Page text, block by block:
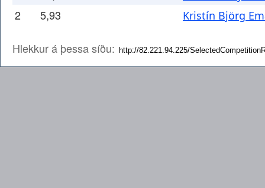
2 5,93 Kristín Björg
Hlekkur á þessa síðu: